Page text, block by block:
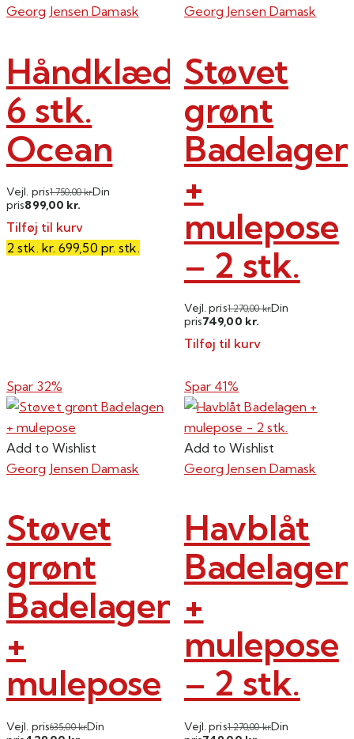
Mulighederne
på
varesiden
Georg Jensen Damask
Håndklædepakke
6 stk.
Ocean
Vejl. pris1.750,00kr.Din
pris899,00 kr.
Tilføj til kurv
2 stk. kr. 699,50 pr. stk.
Georg Jensen Damask
Støvet
grønt
Badelagen
+
mulepose
– 2 stk.
Vejl. pris1.270,00kr.Din
pris749,00 kr.
Tilføj til kurv
Spar 32%
Add to Wishlist
Georg Jensen Damask
Støvet
grønt
Badelagen
+
mulepose
Vejl. pris635,00kr.Din
Spar 41%
Add to Wishlist
Georg Jensen Damask
Havblåt
Badelagen
+
mulepose
– 2 stk.
Vejl. pris1.270,00kr.Din